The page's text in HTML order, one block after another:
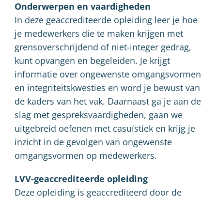
Onderwerpen en vaardigheden
In deze geaccrediteerde opleiding leer je hoe
je medewerkers die te maken krijgen met
grensoverschrijdend of niet-integer gedrag,
kunt opvangen en begeleiden. Je krijgt
informatie over ongewenste omgangsvormen
en integriteitskwesties en word je bewust van
de kaders van het vak. Daarnaast ga je aan de
slag met gespreksvaardigheden, gaan we
uitgebreid oefenen met casuïstiek en krijg je
inzicht in de gevolgen van ongewenste
omgangsvormen op medewerkers.
LVV-geaccrediteerde opleiding
Deze opleiding is geaccrediteerd door de